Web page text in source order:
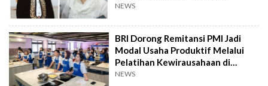
NEWS
BRI Dorong Remitansi PMI Jadi
Modal Usaha Produktif Melalui
Pelatihan Kewirausahaan di
Taiwan
NEWS